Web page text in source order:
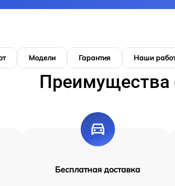
Модели Гарантия Наши
Преимущества
Бесплатная доставка